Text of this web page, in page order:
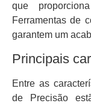
que
Ferramentas de
garantem um
Principais
Entre as
de Precisão